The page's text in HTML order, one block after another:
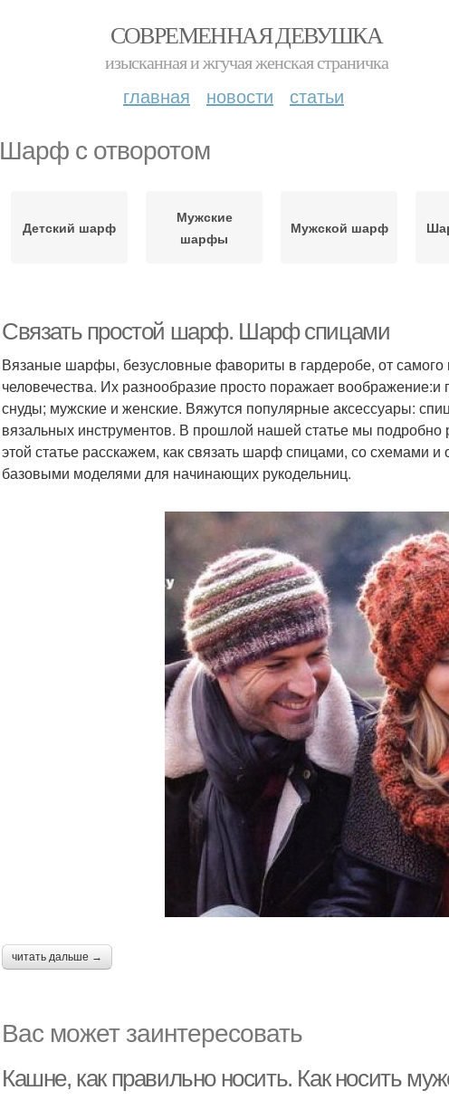
СОВРЕМЕННАЯ ДЕВУШКА
изысканная и жгучая женская страничка
главная новости статьи
Шарф с отворотом
Детский шарф
Мужские
шарфы
Мужской шарф
Связать простой шарф. Шарф спицами
Вязаные шарфы, безусловные фавориты в гардеробе, от самого
человечества. Их разнообразие просто поражает
снуды; мужские и женские. Вяжутся популярные аксессуары:
вязальных инструментов. В прошлой нашей статье мы подробно
этой статье расскажем, как связать шарф спицами, со схемами
базовыми моделями для начинающих рукодельниц.
читать дальше →
Вас может заинтересовать
Кашне, как правильно носить. Как носить